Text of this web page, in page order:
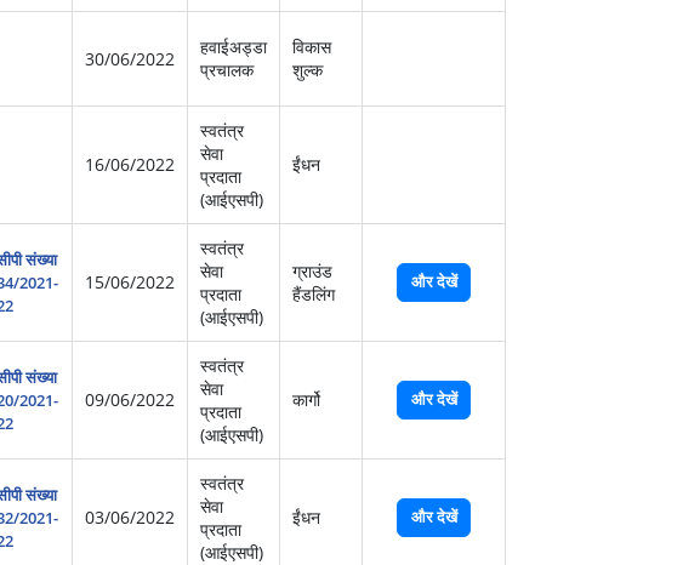
30/06/2022
हवाईअड्डा
प्रचालक
विकास
शुल्‍क
16/06/2022
स्‍वतंत्र
सेवा
प्रदाता
(आईएसपी)
ईंधन
संख्या
2021-
15/06/2022
स्‍वतंत्र
सेवा
प्रदाता
(आईएसपी)
ग्राउंड
हैंडलिंग
और देखें
संख्या
2021-
09/06/2022
स्‍वतंत्र
सेवा
प्रदाता
(आईएसपी)
कार्गो और देखें
संख्या
2021-
03/06/2022
स्‍वतंत्र
सेवा
प्रदाता
(आईएसपी)
ईंधन और देखें